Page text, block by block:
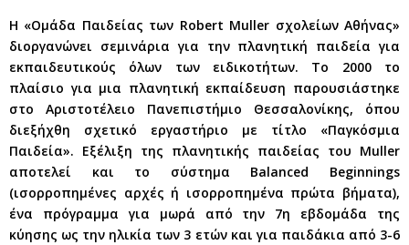
Η «Ομάδα Παιδείας των Robert Muller σχολείων Αθήνας»
διοργανώνει σεμινάρια για την πλανητική παιδεία για
εκπαιδευτικούς όλων των ειδικοτήτων. Το 2000 το
πλαίσιο για μια πλανητική εκπαίδευση παρουσιάστηκε
στο Αριστοτέλειο Πανεπιστήμιο Θεσσαλονίκης, όπου
διεξήχθη σχετικό εργαστήριο με τίτλο «Παγκόσμια
Παιδεία». Εξέλιξη της πλανητικής παιδείας του Muller
αποτελεί και το σύστημα Balanced Beginnings
(ισορροπημένες αρχές ή ισορροπημένα πρώτα βήματα),
ένα πρόγραμμα για μωρά από την 7η εβδομάδα της
κύησης ως την ηλικία των 3 ετών και για παιδάκια από 3-6